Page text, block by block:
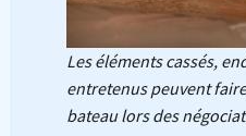
Les éléments cassés,
entretenus peuvent
bateau lors des